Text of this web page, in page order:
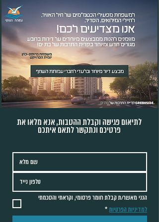
לתיאום פגישה וקבלת ההטבות, אנא מלאו את
פרטיכם ונתקשר לתאם איתכם
הנני מאשר/ת קבלת חומר פרסומי, וקראתי והסכמתי
למדיניות הפרטיות *